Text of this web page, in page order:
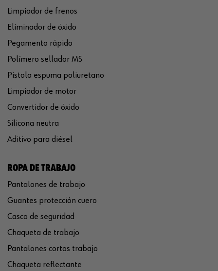
Limpiador de frenos
Eliminador de óxido
Pegamento rápido
Polímero sellador MS
Pistola espuma poliuretano
Limpiador de motor
Convertidor de óxido
Silicona neutra
Aditivo para diésel
ROPA DE TRABAJO
Pantalones de trabajo
Guantes protección cuero
Casco de seguridad
Chaqueta de trabajo
Pantalones cortos trabajo
Chaqueta reflectante